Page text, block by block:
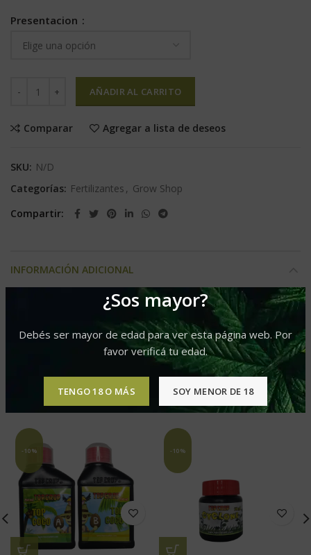
¿Sos mayor?
Debés ser mayor de edad para ver esta página web. Por
favor verificá tu edad.
TENGO 18 O MÁS SOY MENOR DE 18
Presentacion
AÑADIR AL CARRITO
Comparar Agregar a lista de deseos
SKU: N/D
Categorías: Fertilizantes , Grow Shop
Compartir
INFORMACIÓN ADICIONAL
250ml, 500ml
PRODUCTOS RELACIONADOS
-10% -10%